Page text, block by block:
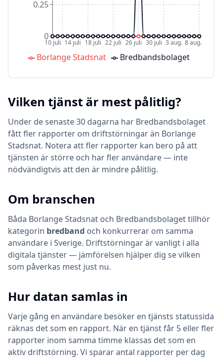
10 juli 14 juli 18 juli 22 juli 26 juli 30 juli 3 aug. 8 aug.
0
0.25
Borlange Stadsnat Bredbandsbolaget
Vilken tjänst är mest pålitlig?
Under de senaste 30 dagarna har Bredbandsbolaget
fått fler rapporter om driftstörningar än Borlange
Stadsnat. Notera att fler rapporter kan bero på att
tjänsten är större och har fler användare — inte
nödvändigtvis att den är mindre pålitlig.
Om branschen
Båda Borlange Stadsnat och Bredbandsbolagettillhör
kategorin bredband och konkurrerar om samma
användare i Sverige. Driftstörningar är vanligt i alla
digitala tjänster — jämförelsen hjälper dig se vilken
som påverkas mest just nu.
Hur datan samlas in
Varje gång en användare besöker en tjänsts statussida
räknas det som en rapport. När en tjänst får 5 eller fler
rapporter inom samma timme klassas det som en
aktiv driftstörning. Vi sparar antal rapporter per dag